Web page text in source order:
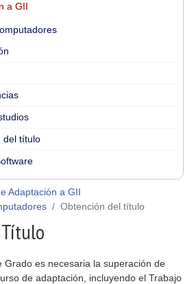
a GII
del título
Adaptación a GII
Obtención del título
Grado es necesaria la superación de
de adaptación, incluyendo el Trabajo